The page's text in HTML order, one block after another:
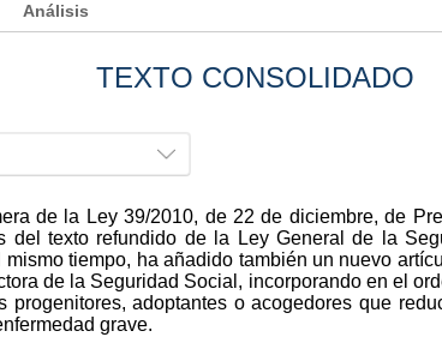
Análisis
TEXTO CONSOLIDADO
de la Ley 39/2010, de 22 de diciembre, de
del texto refundido de la Ley General de la
tiempo, ha añadido también un nuevo
de la Seguridad Social, incorporando en el
progenitores, adoptantes o acogedores que
grave.